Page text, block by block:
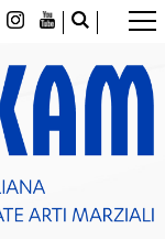
Tesseramenti
di 100 atleti